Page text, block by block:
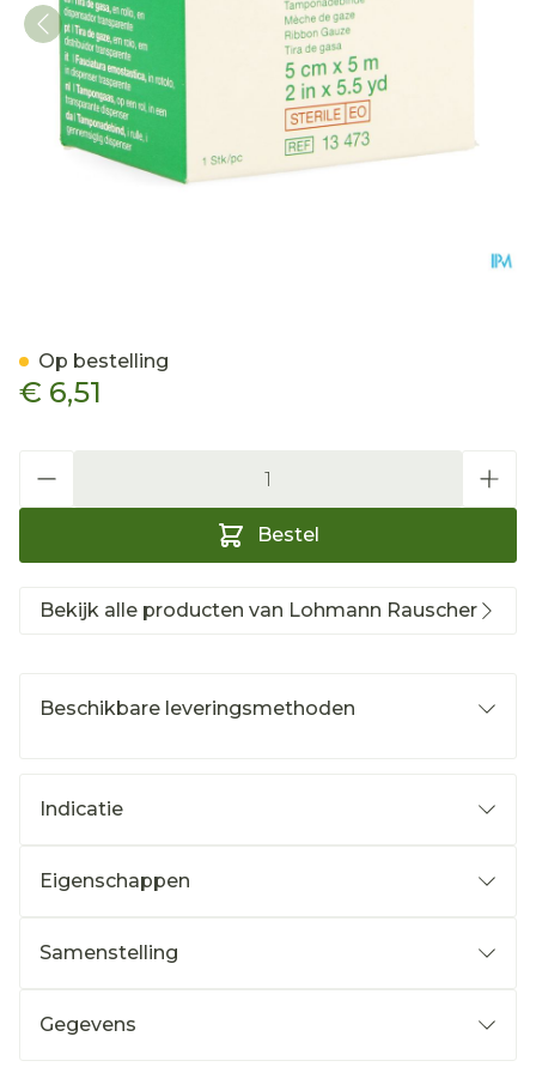
€ 6,51
Bestel
Op bestelling
Bekijk alle producten van Lohmann Rauscher
Beschikbare leveringsmethoden
Indicatie
Eigenschappen
Samenstelling
Gegevens